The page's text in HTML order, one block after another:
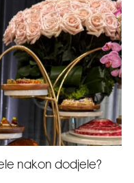
nakon dodjele?